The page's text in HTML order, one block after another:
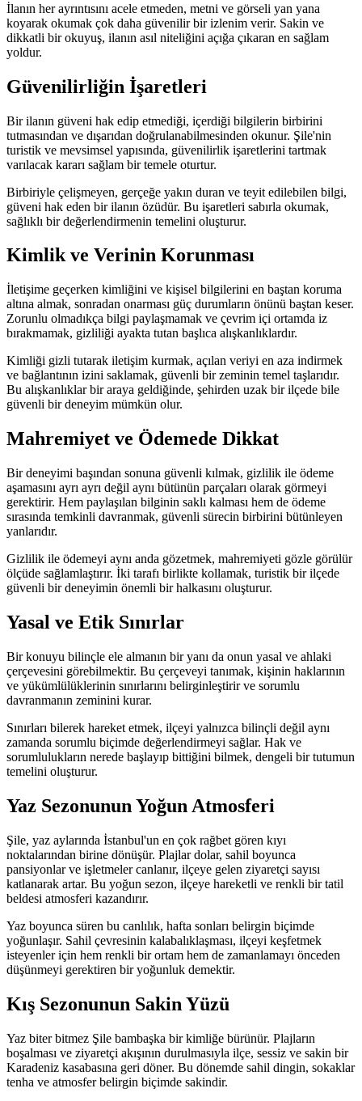
İlanın her ayrıntısını acele etmeden, metni ve görseli yan yana
koyarak okumak çok daha güvenilir bir izlenim verir. Sakin ve
dikkatli bir okuyuş, ilanın asıl niteliğini açığa çıkaran en sağlam
yoldur.
Güvenilirliğin İşaretleri
Bir ilanın güveni hak edip etmediği, içerdiği bilgilerin birbirini
tutmasından ve dışarıdan doğrulanabilmesinden okunur. Şile'nin
turistik ve mevsimsel yapısında, güvenilirlik işaretlerini tartmak
varılacak kararı sağlam bir temele oturtur.
Birbiriyle çelişmeyen, gerçeğe yakın duran ve teyit edilebilen bilgi,
güveni hak eden bir ilanın özüdür. Bu işaretleri sabırla okumak,
sağlıklı bir değerlendirmenin temelini oluşturur.
Kimlik ve Verinin Korunması
İletişime geçerken kimliğini ve kişisel bilgilerini en baştan koruma
altına almak, sonradan onarması güç durumların önünü baştan keser.
Zorunlu olmadıkça bilgi paylaşmamak ve çevrim içi ortamda iz
bırakmamak, gizliliği ayakta tutan başlıca alışkanlıklardır.
Kimliği gizli tutarak iletişim kurmak, açılan veriyi en aza indirmek
ve bağlantının izini saklamak, güvenli bir zeminin temel taşlarıdır.
Bu alışkanlıklar bir araya geldiğinde, şehirden uzak bir ilçede bile
güvenli bir deneyim mümkün olur.
Mahremiyet ve Ödemede Dikkat
Bir deneyimi başından sonuna güvenli kılmak, gizlilik ile ödeme
aşamasını ayrı ayrı değil aynı bütünün parçaları olarak görmeyi
gerektirir. Hem paylaşılan bilginin saklı kalması hem de ödeme
sırasında temkinli davranmak, güvenli sürecin birbirini bütünleyen
yanlarıdır.
Gizlilik ile ödemeyi aynı anda gözetmek, mahremiyeti gözle görülür
ölçüde sağlamlaştırır. İki tarafı birlikte kollamak, turistik bir ilçede
güvenli bir deneyimin önemli bir halkasını oluşturur.
Yasal ve Etik Sınırlar
Bir konuyu bilinçle ele almanın bir yanı da onun yasal ve ahlaki
çerçevesini görebilmektir. Bu çerçeveyi tanımak, kişinin haklarının
ve yükümlülüklerinin sınırlarını belirginleştirir ve sorumlu
davranmanın zeminini kurar.
Sınırları bilerek hareket etmek, ilçeyi yalnızca bilinçli değil aynı
zamanda sorumlu biçimde değerlendirmeyi sağlar. Hak ve
sorumlulukların nerede başlayıp bittiğini bilmek, dengeli bir tutumun
temelini oluşturur.
Yaz Sezonunun Yoğun Atmosferi
Şile, yaz aylarında İstanbul'un en çok rağbet gören kıyı
noktalarından birine dönüşür. Plajlar dolar, sahil boyunca
pansiyonlar ve işletmeler canlanır, ilçeye gelen ziyaretçi sayısı
katlanarak artar. Bu yoğun sezon, ilçeye hareketli ve renkli bir tatil
beldesi atmosferi kazandırır.
Yaz boyunca süren bu canlılık, hafta sonları belirgin biçimde
yoğunlaşır. Sahil çevresinin kalabalıklaşması, ilçeyi keşfetmek
isteyenler için hem renkli bir ortam hem de zamanlamayı önceden
düşünmeyi gerektiren bir yoğunluk demektir.
Kış Sezonunun Sakin Yüzü
Yaz biter bitmez Şile bambaşka bir kimliğe bürünür. Plajların
boşalması ve ziyaretçi akışının durulmasıyla ilçe, sessiz ve sakin bir
Karadeniz kasabasına geri döner. Bu dönemde sahil dingin, sokaklar
tenha ve atmosfer belirgin biçimde sakindir.